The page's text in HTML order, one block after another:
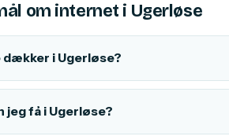
om internet i Ugerløse
i Ugerløse?
få i Ugerløse?